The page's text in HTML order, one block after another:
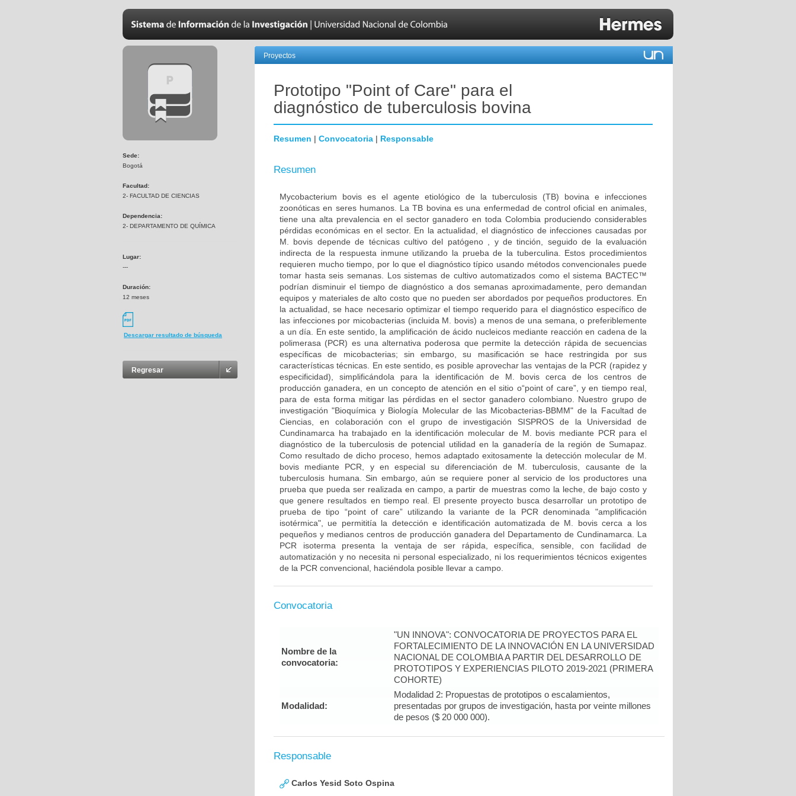
Sede:
Bogotá
Facultad:
2- FACULTAD DE CIENCIAS
Dependencia:
2- DEPARTAMENTO DE QUÍMICA
Lugar:
---
Duración:
12 meses
Descargar resultado de búsqueda
Regresar
Proyectos
Prototipo "Point of Care" para el
diagnóstico de tuberculosis bovina
Resumen | Convocatoria | Responsable
Resumen
Mycobacterium bovis es el agente etiológico de la tuberculosis (TB) bovina e infecciones
zoonóticas en seres humanos. La TB bovina es una enfermedad de control oficial en animales,
tiene una alta prevalencia en el sector ganadero en toda Colombia produciendo considerables
pérdidas económicas en el sector. En la actualidad, el diagnóstico de infecciones causadas por
M. bovis depende de técnicas cultivo del patógeno , y de tinción, seguido de la evaluación
indirecta de la respuesta inmune utilizando la prueba de la tuberculina. Estos procedimientos
requieren mucho tiempo, por lo que el diagnóstico típico usando métodos convencionales puede
tomar hasta seis semanas. Los sistemas de cultivo automatizados como el sistema BACTEC™
podrían disminuir el tiempo de diagnóstico a dos semanas aproximadamente, pero demandan
equipos y materiales de alto costo que no pueden ser abordados por pequeños productores. En
la actualidad, se hace necesario optimizar el tiempo requerido para el diagnóstico específico de
las infecciones por micobacterias (incluida M. bovis) a menos de una semana, o preferiblemente
a un día. En este sentido, la amplificación de ácido nucleicos mediante reacción en cadena de la
polimerasa (PCR) es una alternativa poderosa que permite la detección rápida de secuencias
específicas de micobacterias; sin embargo, su masificación se hace restringida por sus
características técnicas. En este sentido, es posible aprovechar las ventajas de la PCR (rapidez y
especificidad), simplificándola para la identificación de M. bovis cerca de los centros de
producción ganadera, en un concepto de atención en el sitio o“point of care”, y en tiempo real,
para de esta forma mitigar las pérdidas en el sector ganadero colombiano. Nuestro grupo de
investigación "Bioquímica y Biología Molecular de las Micobacterias-BBMM" de la Facultad de
Ciencias, en colaboración con el grupo de investigación SISPROS de la Universidad de
Cundinamarca ha trabajado en la identificación molecular de M. bovis mediante PCR para el
diagnóstico de la tuberculosis de potencial utilidad en la ganadería de la región de Sumapaz.
Como resultado de dicho proceso, hemos adaptado exitosamente la detección molecular de M.
bovis mediante PCR, y en especial su diferenciación de M. tuberculosis, causante de la
tuberculosis humana. Sin embargo, aún se requiere poner al servicio de los productores una
prueba que pueda ser realizada en campo, a partir de muestras como la leche, de bajo costo y
que genere resultados en tiempo real. El presente proyecto busca desarrollar un prototipo de
prueba de tipo “point of care” utilizando la variante de la PCR denominada "amplificación
isotérmica", ue permititía la detección e identificación automatizada de M. bovis cerca a los
pequeños y medianos centros de producción ganadera del Departamento de Cundinamarca. La
PCR isoterma presenta la ventaja de ser rápida, específica, sensible, con facilidad de
automatización y no necesita ni personal especializado, ni los requerimientos técnicos exigentes
de la PCR convencional, haciéndola posible llevar a campo.
Convocatoria
Nombre de la
convocatoria:
"UN INNOVA": CONVOCATORIA DE PROYECTOS PARA EL
FORTALECIMIENTO DE LA INNOVACIÓN EN LA UNIVERSIDAD
NACIONAL DE COLOMBIA A PARTIR DEL DESARROLLO DE
PROTOTIPOS Y EXPERIENCIAS PILOTO 2019-2021 (PRIMERA
COHORTE)
Modalidad:
Modalidad 2: Propuestas de prototipos o escalamientos,
presentadas por grupos de investigación, hasta por veinte millones
de pesos ($ 20 000 000).
Responsable
Carlos Yesid Soto Ospina